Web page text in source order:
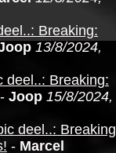
Breaking:
13/8/2024,
deel..: Breaking:
- Joop 15/8/2024,
deel..:
- Marcel